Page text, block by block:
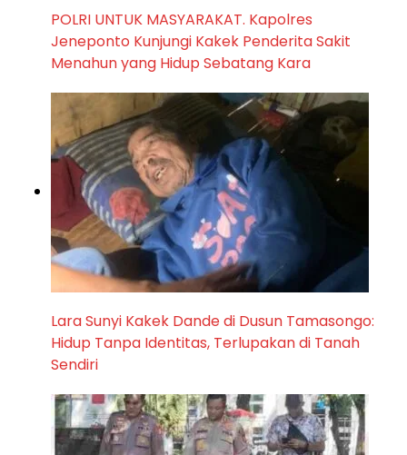
POLRI UNTUK MASYARAKAT. Kapolres
Jeneponto Kunjungi Kakek Penderita Sakit
Menahun yang Hidup Sebatang Kara
Lara Sunyi Kakek Dande di Dusun Tamasongo:
Hidup Tanpa Identitas, Terlupakan di Tanah
Sendiri